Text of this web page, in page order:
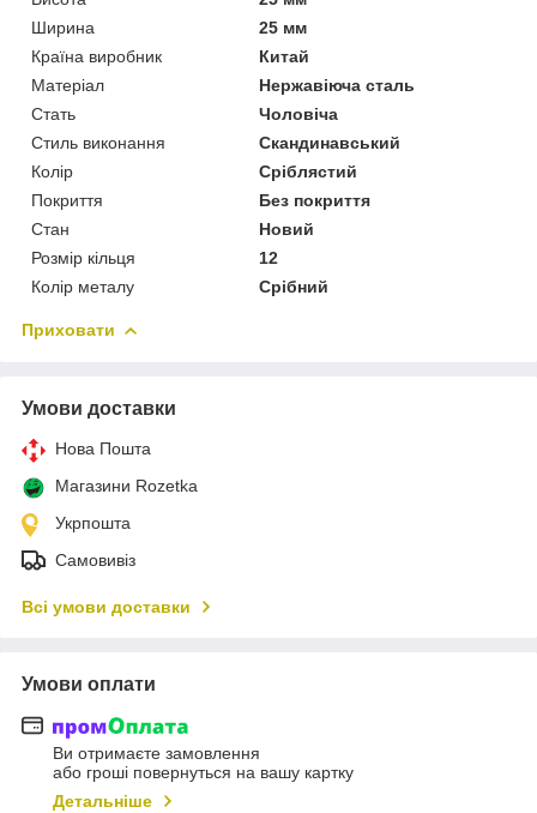
Ширина
25 мм
Країна виробник
Китай
Матеріал
Нержавіюча сталь
Стать
Чоловіча
Стиль виконання
Скандинавський
Колір
Сріблястий
Покриття
Без покриття
Стан
Новий
Розмір кільця
12
Колір металу
Срібний
Приховати
Умови доставки
Нова Пошта
Магазини Rozetka
Укрпошта
Самовивіз
Всі умови доставки
Умови оплати
Ви отримаєте замовлення
або гроші повернуться на вашу картку
Детальніше